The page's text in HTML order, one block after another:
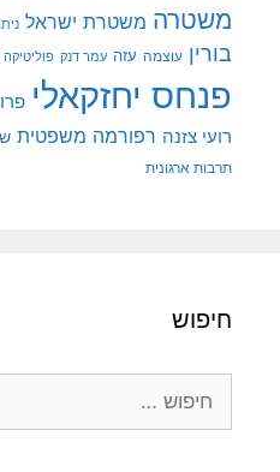
משטרה משטרת ישראל
בורין עוצמה עזה עמר דנק פוליטיקה
פנחס יחזקאלי
רועי צזנה רפורמה משפטית
תרבות ארגונית
חיפוש